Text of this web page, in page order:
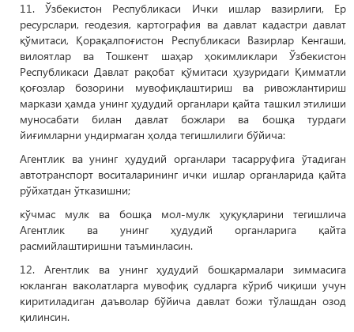
11. Ўзбекистон Республикаси Ички ишлар вазирлиги, Ер
ресурслари, геодезия, картография ва давлат кадастри давлат
қўмитаси, Қорақалпоғистон Республикаси Вазирлар Кенгаши,
вилоятлар ва Тошкент шаҳар ҳокимликлари Ўзбекистон
Республикаси Давлат рақобат қўмитаси ҳузуридаги Қимматли
қоғозлар бозорини мувофиқлаштириш ва ривожлантириш
маркази ҳамда унинг ҳудудий органлари қайта ташкил этилиши
муносабати билан давлат божлари ва бошқа турдаги
йиғимларни ундирмаган ҳолда тегишлилиги бўйича:
Агентлик ва унинг ҳудудий органлари тасарруфига ўтадиган
автотранспорт воситаларининг ички ишлар органларида қайта
рўйхатдан ўтказишни;
кўчмас мулк ва бошқа мол-мулк ҳуқуқларини тегишлича
Агентлик ва унинг ҳудудий органларига қайта
расмийлаштиришни таъминласин.
12. Агентлик ва унинг ҳудудий бошқармалари зиммасига
юкланган ваколатларга мувофиқ судларга кўриб чиқиши учун
киритиладиган даъволар бўйича давлат божи тўлашдан озод
қилинсин.